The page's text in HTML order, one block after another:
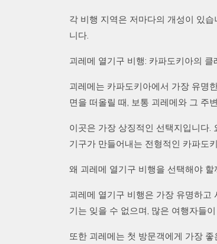
각 비행 지역은 저마다의 개성이 있
니다.
괴레메 열기구 비행: 카파도키아의 클
괴레메는 카파도키아에서 가장 유명
면을 떠올릴 때, 보통 괴레메와 그 주
이곳은 가장 상징적인 선택지입니다.
기구가 만들어내는 전형적인 카파도
왜 괴레메 열기구 비행을 선택해야 할
괴레메 열기구 비행은 가장 유명하고
기는 잊을 수 없으며, 많은 여행자들
또한 괴레메는 첫 방문객에게 가장